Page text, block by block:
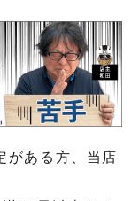
がある方、当店